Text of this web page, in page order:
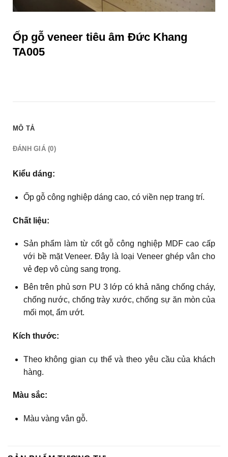
Ốp gỗ veneer tiêu âm Đức Khang
TA005
MÔ TẢ
ĐÁNH GIÁ (0)
Kiểu dáng:
Ốp gỗ công nghiệp dáng cao, có viền nẹp trang trí.
Chất liệu:
Sản phẩm làm từ cốt gỗ công nghiệp MDF cao cấp
với bề mặt Veneer. Đây là loại Veneer ghép vân cho
vẻ đẹp vô cùng sang trọng.
Bên trên phủ sơn PU 3 lớp có khả năng chống cháy,
chống nước, chống trày xước, chống sự ăn mòn của
mối mọt, ẩm ướt.
Kích thước:
Theo không gian cụ thể và theo yêu cầu của khách
hàng.
Màu sắc:
Màu vàng vân gỗ.